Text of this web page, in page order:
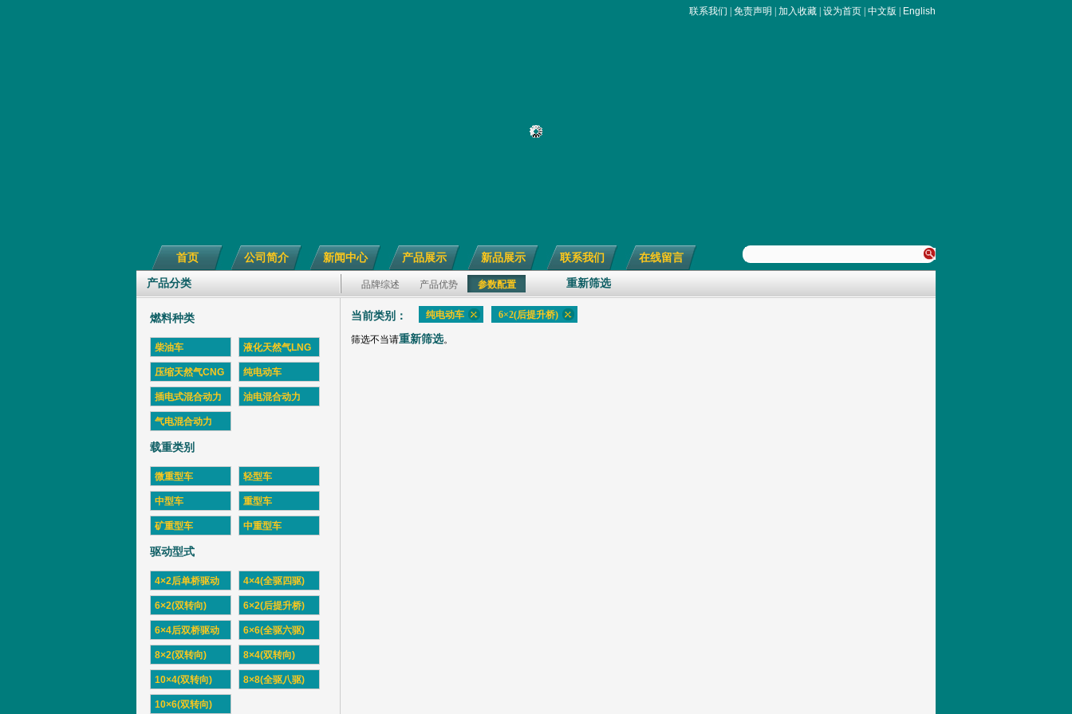
联系我们 免责声明 加入收藏 设为首页 中文版 English
首页 公司简介 新闻中心 产品展示 新品展示 联系我们 在线留言
产品分类 品牌综述 产品优势 参数配置 重新筛选
燃料种类
柴油车 液化天然气LNG
压缩天然气CNG 纯电动车
插电式混合动力 油电混合动力
气电混合动力
载重类别
微重型车 轻型车
中型车 重型车
矿重型车 中重型车
驱动型式
4×2后单桥驱动 4×4(全驱四驱)
6×2(双转向) 6×2(后提升桥)
6×4后双桥驱动 6×6(全驱六驱)
8×2(双转向) 8×4(双转向)
10×4(双转向) 8×8(全驱八驱)
10×6(双转向)
当前类别： 纯电动车 6×2(后提升桥)
筛选不当请重新筛选。